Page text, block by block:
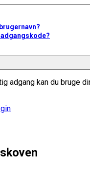
adgang kan du bruge